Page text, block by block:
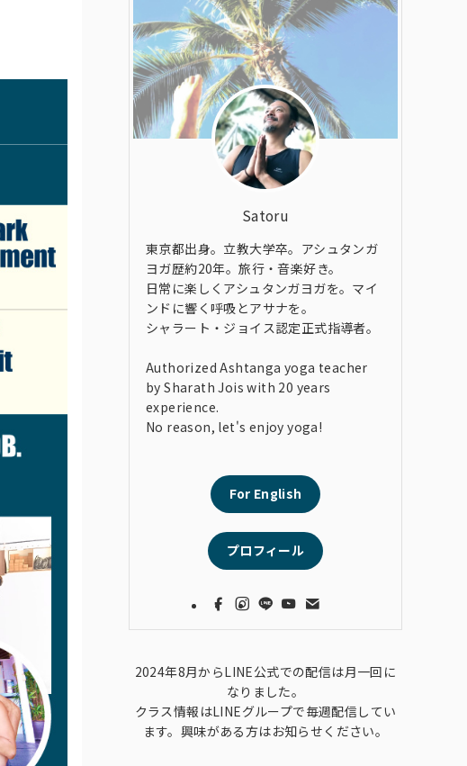
Satoru
東京都出身。立教大学卒。アシュタンガ
ヨガ歴約20年。旅行・音楽好き。
日常に楽しくアシュタンガヨガを。マイ
ンドに響く呼吸とアサナを。
シャラート・ジョイス認定正式指導者。
Authorized Ashtanga yoga teacher
by Sharath Jois with 20 years
experience.
No reason, let's enjoy yoga!
For English
プロフィール
2024年8月からLINE公式での配信は月一回に
なりました。
クラス情報はLINEグループで毎週配信してい
ます。興味がある方はお知らせください。